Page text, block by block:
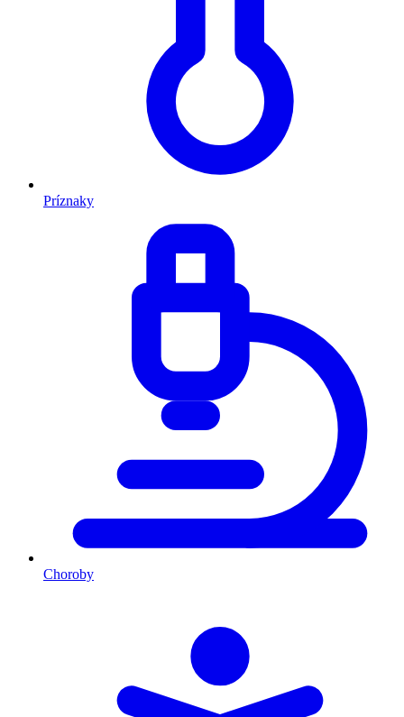
Príznaky
Choroby